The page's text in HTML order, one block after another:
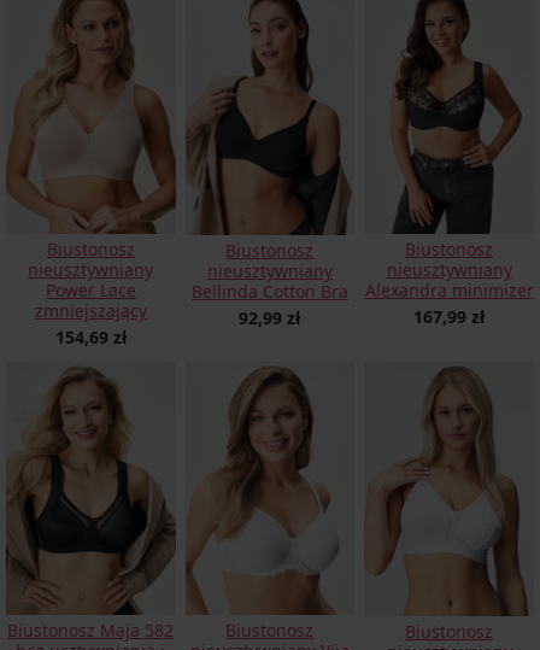
Biustonosz
nieusztywniany
Power Lace
zmniejszający
154,69 zł
Biustonosz
nieusztywniany
Bellinda Cotton Bra
92,99 zł
Biustonosz
nieusztywniany
Alexandra minimizer
167,99 zł
Biustonosz Maja 582
Biustonosz
Biustonosz